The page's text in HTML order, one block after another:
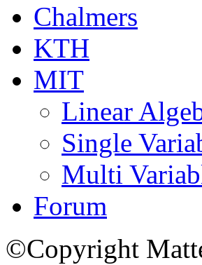
Chalmers
KTH
MIT
Linear
Single
Multi
Forum
©Copyright